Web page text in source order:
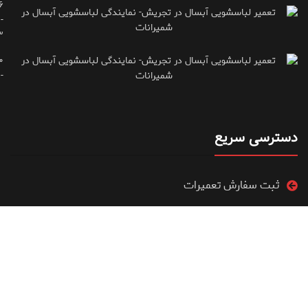
-
-
دسترسی سریع
ثبت سفارش تعمیرات